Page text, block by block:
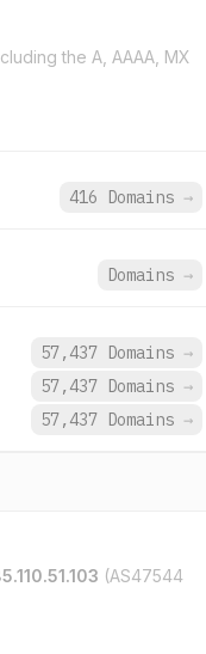
the A, AAAA, MX
416 Domains →
Domains →
57,437 Domains →
57,437 Domains →
57,437 Domains →
(AS47544